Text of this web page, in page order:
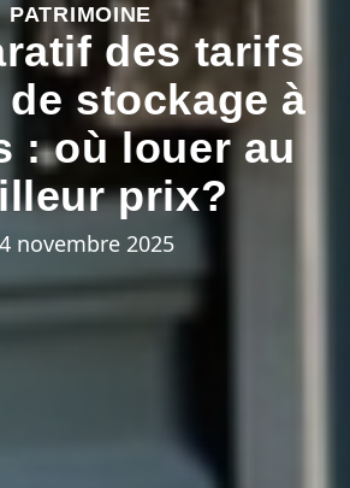
PATRIMOINE
des tarifs
stockage à
: où louer au
prix?
novembre 2025